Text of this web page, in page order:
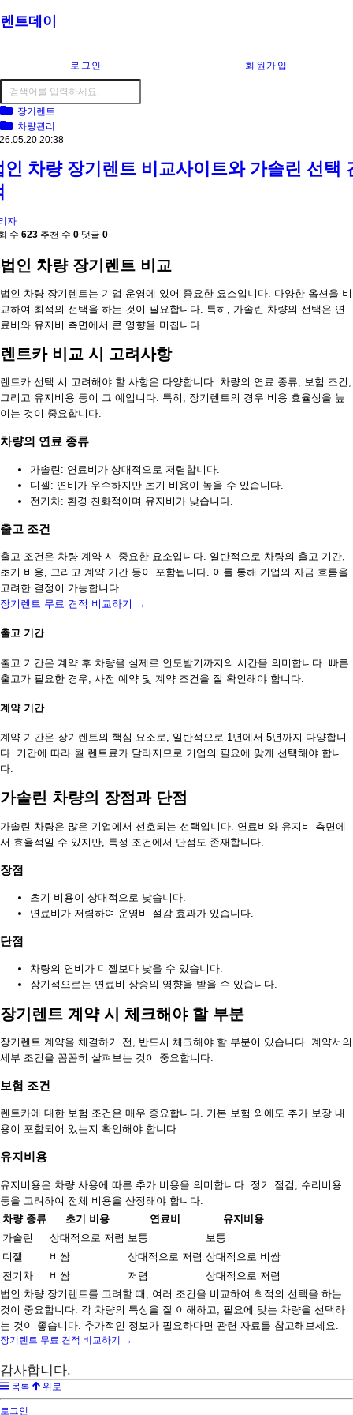
렌트데이
로그인 회원가입
장기렌트
차량관리
20:38
인 차량 장기렌트 비교사이트와 가솔린 선택
자
수 623 추천 수 0 댓글 0
법인 차량 장기렌트 비교
법인 차량 장기렌트는 기업 운영에 있어 중요한 요소입니다. 다양한 옵션을 비
교하여 최적의 선택을 하는 것이 필요합니다. 특히, 가솔린 차량의 선택은 연
료비와 유지비 측면에서 큰 영향을 미칩니다.
렌트카 비교 시 고려사항
렌트카 선택 시 고려해야 할 사항은 다양합니다. 차량의 연료 종류, 보험 조건,
그리고 유지비용 등이 그 예입니다. 특히, 장기렌트의 경우 비용 효율성을 높
이는 것이 중요합니다.
차량의 연료 종류
가솔린: 연료비가 상대적으로 저렴합니다.
디젤: 연비가 우수하지만 초기 비용이 높을 수 있습니다.
전기차: 환경 친화적이며 유지비가 낮습니다.
출고 조건
출고 조건은 차량 계약 시 중요한 요소입니다. 일반적으로 차량의 출고 기간,
초기 비용, 그리고 계약 기간 등이 포함됩니다. 이를 통해 기업의 자금 흐름을
고려한 결정이 가능합니다.
장기렌트 무료 견적 비교하기 →
출고 기간
출고 기간은 계약 후 차량을 실제로 인도받기까지의 시간을 의미합니다. 빠른
출고가 필요한 경우, 사전 예약 및 계약 조건을 잘 확인해야 합니다.
계약 기간
계약 기간은 장기렌트의 핵심 요소로, 일반적으로 1년에서 5년까지 다양합니
다. 기간에 따라 월 렌트료가 달라지므로 기업의 필요에 맞게 선택해야 합니
다.
가솔린 차량의 장점과 단점
가솔린 차량은 많은 기업에서 선호되는 선택입니다. 연료비와 유지비 측면에
서 효율적일 수 있지만, 특정 조건에서 단점도 존재합니다.
장점
초기 비용이 상대적으로 낮습니다.
연료비가 저렴하여 운영비 절감 효과가 있습니다.
단점
차량의 연비가 디젤보다 낮을 수 있습니다.
장기적으로는 연료비 상승의 영향을 받을 수 있습니다.
장기렌트 계약 시 체크해야 할 부분
장기렌트 계약을 체결하기 전, 반드시 체크해야 할 부분이 있습니다. 계약서의
세부 조건을 꼼꼼히 살펴보는 것이 중요합니다.
보험 조건
렌트카에 대한 보험 조건은 매우 중요합니다. 기본 보험 외에도 추가 보장 내
용이 포함되어 있는지 확인해야 합니다.
유지비용
유지비용은 차량 사용에 따른 추가 비용을 의미합니다. 정기 점검, 수리비용
등을 고려하여 전체 비용을 산정해야 합니다.
차량 종류
초기 비용 연료비
유지비용
가솔린
상대적으로 저렴 보통
보통
디젤
비쌈 상대적으로 저렴 상대적으로 비쌈
전기차
비쌈 저렴
상대적으로 저렴
법인 차량 장기렌트를 고려할 때, 여러 조건을 비교하여 최적의 선택을 하는
것이 중요합니다. 각 차량의 특성을 잘 이해하고, 필요에 맞는 차량을 선택하
는 것이 좋습니다. 추가적인 정보가 필요하다면 관련 자료를 참고해보세요.
장기렌트 무료 견적 비교하기 →
감사합니다.
목록 위로
로그인